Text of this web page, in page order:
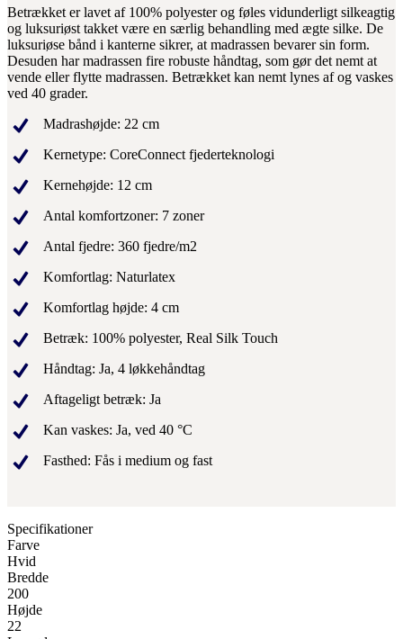
Betrækket er lavet af 100% polyester og føles vidunderligt silkeagtig
og luksuriøst takket være en særlig behandling med ægte silke. De
luksuriøse bånd i kanterne sikrer, at madrassen bevarer sin form.
Desuden har madrassen fire robuste håndtag, som gør det nemt at
vende eller flytte madrassen. Betrækket kan nemt lynes af og vaskes
ved 40 grader.
Madrashøjde: 22 cm
Kernetype: CoreConnect fjederteknologi
Kernehøjde: 12 cm
Antal komfortzoner: 7 zoner
Antal fjedre: 360 fjedre/m2
Komfortlag: Naturlatex
Komfortlag højde: 4 cm
Betræk: 100% polyester, Real Silk Touch
Håndtag: Ja, 4 løkkehåndtag
Aftageligt betræk: Ja
Kan vaskes: Ja, ved 40 °C
Fasthed: Fås i medium og fast
Specifikationer
Farve
Hvid
Bredde
200
Højde
22